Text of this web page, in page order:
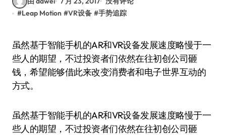
#Leap Motion #VR设备 #手势追踪
虽然基于智能手机的AR和VR设备发展速度略慢于一
些人的期望，不过投资者们依然在往初创公司砸
钱，希望能够借此来改变消费者和电子世界互动的
方式。
虽然基于智能手机的AR和VR设备发展速度略慢于一
些人的期望，不过投资者们依然在往初创公司砸